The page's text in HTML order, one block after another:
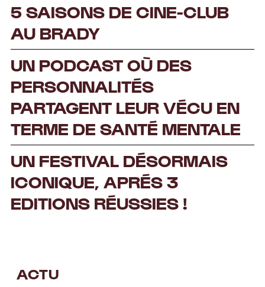
5 SAISONS DE CINE-CLUB
AU BRADY
UN PODCAST OÙDES
PERSONNALITÉS
PARTAGENT LEUR VÉCU EN
TERME DE SANTÉ MENTALE
UN FESTIVAL DÉSORMAIS
ICONIQUE, APRÉS 3
EDITIONS RÉUSSIES !
ACTU